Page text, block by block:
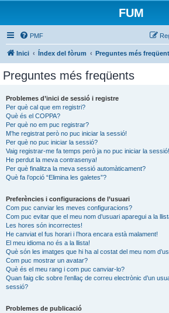
FUM
PMF
Inici Índex del fòrum Preguntes més
Preguntes més freqüents
Problemes d’inici de sessió i registre
Per què cal que em registri?
Què és el COPPA?
Per què no em puc registrar?
M’he registrat però no puc iniciar la sessió!
Per què no puc iniciar la sessió?
Vaig registrar-me fa temps però ja no puc iniciar la sessió!
He perdut la meva contrasenya!
Per què finalitza la meva sessió automàticament?
Què fa l’opció “Elimina les galetes”?
Preferències i configuracions de l’usuari
Com puc canviar les meves configuracions?
Com puc evitar que el meu nom d’usuari aparegui a la
Les hores són incorrectes!
He canviat el fus horari i l’hora encara està malament!
El meu idioma no és a la llista!
Què són les imatges que hi ha al costat del meu nom
Com puc mostrar un avatar?
Què és el meu rang i com puc canviar-lo?
Quan faig clic sobre l’enllaç de correu electrònic d’un
sessió?
Problemes de publicació